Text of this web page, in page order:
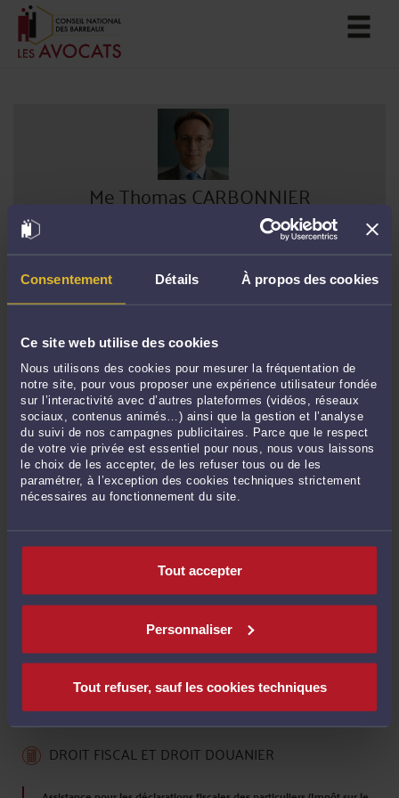
Consentement Détails À propos des cookies
Ce site web utilise des cookies
Nous utilisons des cookies pour mesurer la fréquentation de
notre site, pour vous proposer une expérience utilisateur fondée
sur l’interactivité avec d’autres plateformes (vidéos, réseaux
sociaux, contenus animés…) ainsi que la gestion et l’analyse
du suivi de nos campagnes publicitaires. Parce que le respect
de votre vie privée est essentiel pour nous, nous vous laissons
le choix de les accepter, de les refuser tous ou de les
paramétrer, à l’exception des cookies techniques strictement
nécessaires au fonctionnement du site.
Tout accepter
Personnaliser
Tout refuser, sauf les cookies techniques
Me Thomas CARBONNIER
Avocat au barreau de Paris
PARTAGER SUR :
GRILLE INDICATIVE DES
HONORAIRES
RETOUR AU PROFIL
IMPRIMER LA GRILLE TARIFS
A titre indicatif, voici le coût moyen des procédures les
plus courantes traitées par Maître Thomas CARBONNIER.
Ces tarifs peuvent varier selon le type de procédure ou
d'acte, le temps nécessaire à l'étude et l'analyse du dossier,
sa complexité, sa technicité, ainsi que, le cas échéant, de
l’existence d’un honoraire de résultat sur l’avantage
pécuniaire procuré (gain ou économie) au client. Les
montants sont indiqués HT et à majorer de la TVA au taux
A l’issue du premier RDV, votre avocat sera tenu de vous
indiquer les modalités précises de sa rémunération en
vous remettant une convention d'honoraires.
DROIT FISCAL ET DROIT DOUANIER